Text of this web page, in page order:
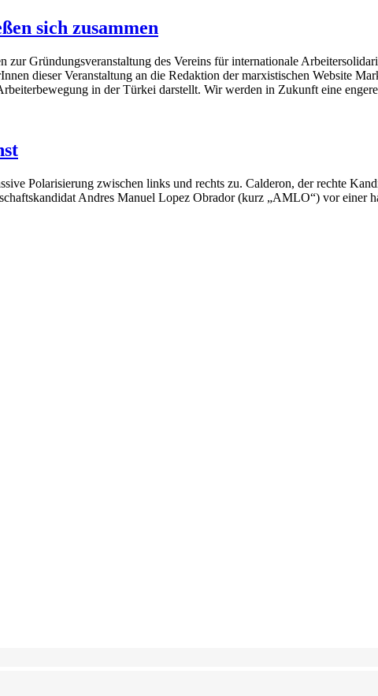
sich zusammen
Gründungsveranstaltung des Vereins für internationale
dieser Veranstaltung an die Redaktion der marxistischen Website
in der Türkei darstellt. Wir werden in Zukunft eine
Polarisierung zwischen links und rechts zu. Calderon, der rechte
Andres Manuel Lopez Obrador (kurz „AMLO“) vor einer